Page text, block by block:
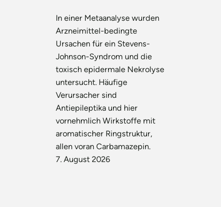
In einer Metaanalyse wurden
Arzneimittel-bedingte
Ursachen für ein Stevens-
Johnson-Syndrom und die
toxisch epidermale Nekrolyse
untersucht. Häufige
Verursacher sind
Antiepileptika und hier
vornehmlich Wirkstoffe mit
aromatischer Ringstruktur,
allen voran Carbamazepin.
7. August 2026